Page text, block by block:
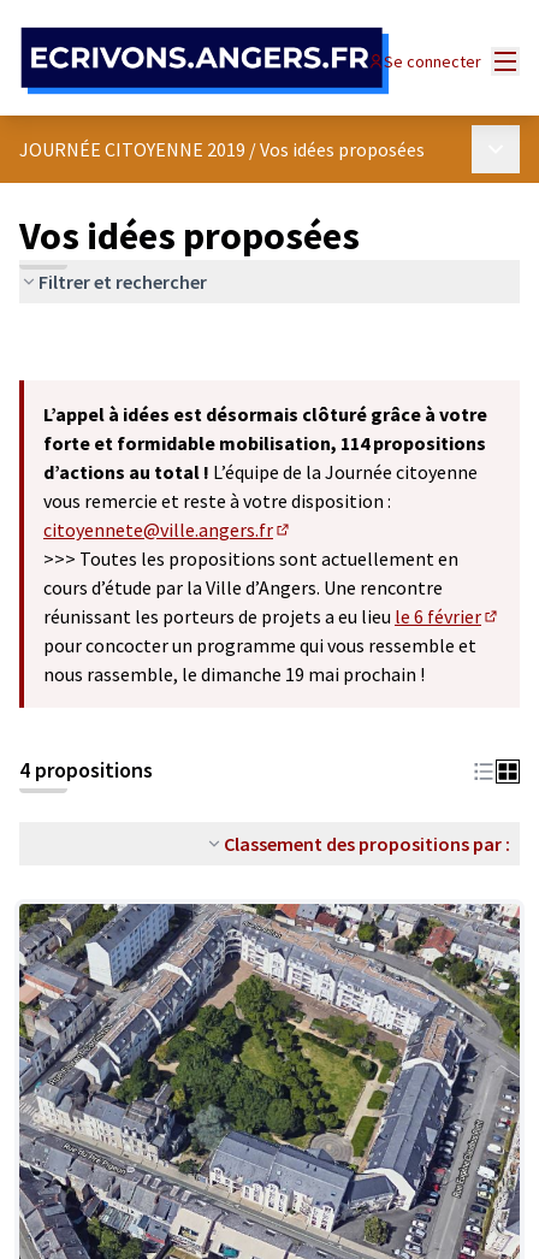
Se connecter
JOURNÉE CITOYENNE 2019 /Vos idées proposées
Vos idées proposées
Filtrer et rechercher
L’appel à idées est désormais clôturé grâce à votre
forte et formidable mobilisation, 114 propositions
d’actions au total ! L’équipe de la Journée citoyenne
vous remercie et reste à votre disposition :
citoyennete@ville.angers.fr
(S'ouvre dans un nouvel onglet)
>>> Toutes les propositions sont actuellement en
cours d’étude par la Ville d’Angers. Une rencontre
réunissant les porteurs de projets a eu lieu le 6 février
pour concocter un programme qui vous ressemble et
nous rassemble, le dimanche 19 mai prochain !
4 propositions
Classement des propositions par :